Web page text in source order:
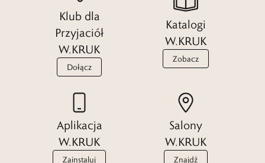
Klub dla
Przyjaciół
W.KRUK
Dołącz
Katalogi
W.KRUK
Zobacz
Aplikacja
W.KRUK
Zainstaluj
Salony
W.KRUK
Znajdź